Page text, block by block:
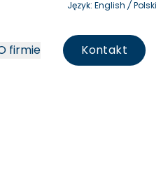
Język: English /Polski
firmie Kontakt